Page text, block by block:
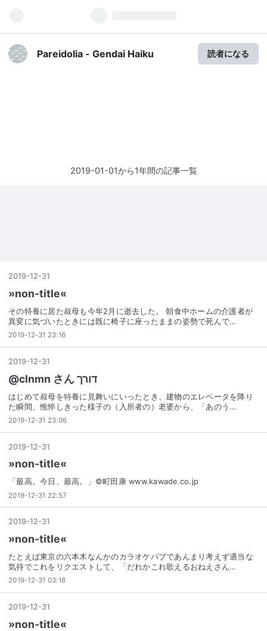
Pareidolia - Gendai Haiku 読者になる
2019-01-01から1年間の記事一覧
2019-12-31
»non-title«
その特養に居た叔母も今年2月に逝去した。 朝食中ホームの介護者が
異変に気づいたときには既に椅子に座ったままの姿勢で死んで…
2019-12-31 23:16
2019-12-31
@clnmn さん דורך
はじめて叔母を特養に見舞いにいったとき、建物のエレベータを降り
た瞬間、憔悴しきった様子の（入所者の）老婆から、「あのう…
2019-12-31 23:06
2019-12-31
»non-title«
「最高。今日、最高。」©町田康 www.kawade.co.jp
2019-12-31 22:57
2019-12-31
»non-title«
たとえば東京の六本木なんかのカラオケパブであんまり考えず適当な
気持でこれをリクエストして、「だれかこれ歌えるおねえさん…
2019-12-31 03:18
2019-12-31
»non-title«